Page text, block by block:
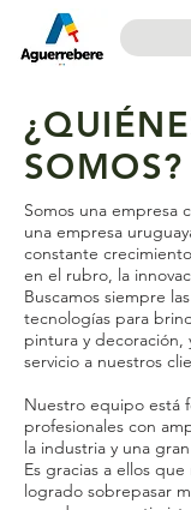
SOMOS?
Somos una empresa
una empresa
constante
en el rubro, la
Buscamos siempre
tecnologías para
pintura y decoración,
servicio a nuestros
Nuestro equipo está
profesionales con
la industria y una
Es gracias a ellos
logrado sobrepasar